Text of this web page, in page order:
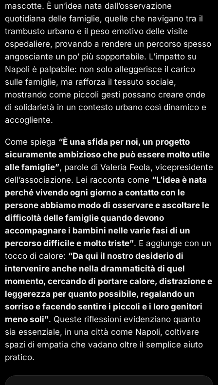
mascotte. È un’idea nata dall’osservazione
quotidiana delle famiglie, quelle che navigano tra il
trambusto urbano e il peso emotivo delle visite
ospedaliere, provando a rendere un percorso spesso
angosciante un po’ più sopportabile. L’impatto su
Napoli è palpabile: non solo alleggerisce il carico
sulle famiglie, ma rafforza il tessuto sociale,
mostrando come piccoli gesti possano creare onde
di solidarietà in un contesto urbano così dinamico e
accogliente.
Come spiega “È una sfida per noi, un progetto
sicuramente ambizioso che può essere molto utile
alle famiglie”, parole di Valeria Feola, vicepresidente
dell’associazione. Lei racconta come “L’idea è nata
perché vivendo ogni giorno a contatto con le
persone abbiamo modo di osservare e ascoltare le
difficoltà delle famiglie quando devono
accompagnare i bambini nelle varie fasi di un
percorso difficile e molto triste”. E aggiunge con un
tocco di calore: “Da qui il nostro desiderio di
intervenire anche nella drammaticità di quel
momento, cercando di portare calore, distrazione e
leggerezza per quanto possibile, regalando un
sorriso e facendo sentire i piccoli e i loro genitori
meno soli”. Queste riflessioni evidenziano quanto
sia essenziale, in una città come Napoli, coltivare
spazi di empatia che vadano oltre il semplice aiuto
pratico.